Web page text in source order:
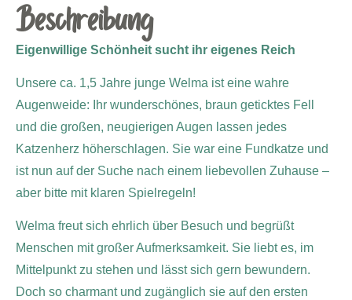
Beschreibung
Eigenwillige Schönheit sucht ihr eigenes Reich
Unsere ca. 1,5 Jahre junge Welma ist eine wahre
Augenweide: Ihr wunderschönes, braun geticktes Fell
und die großen, neugierigen Augen lassen jedes
Katzenherz höherschlagen. Sie war eine Fundkatze und
ist nun auf der Suche nach einem liebevollen Zuhause –
aber bitte mit klaren Spielregeln!
Welma freut sich ehrlich über Besuch und begrüßt
Menschen mit großer Aufmerksamkeit. Sie liebt es, im
Mittelpunkt zu stehen und lässt sich gern bewundern.
Doch so charmant und zugänglich sie auf den ersten